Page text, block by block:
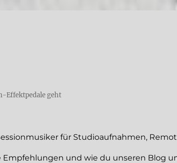
Effektpedale geht
für Studioaufnahmen,
Empfehlungen und wie du unseren Blog